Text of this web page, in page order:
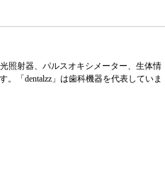
照射器、パルスオキシメーター、生体情
「dentalzz」は歯科機器を代表していま